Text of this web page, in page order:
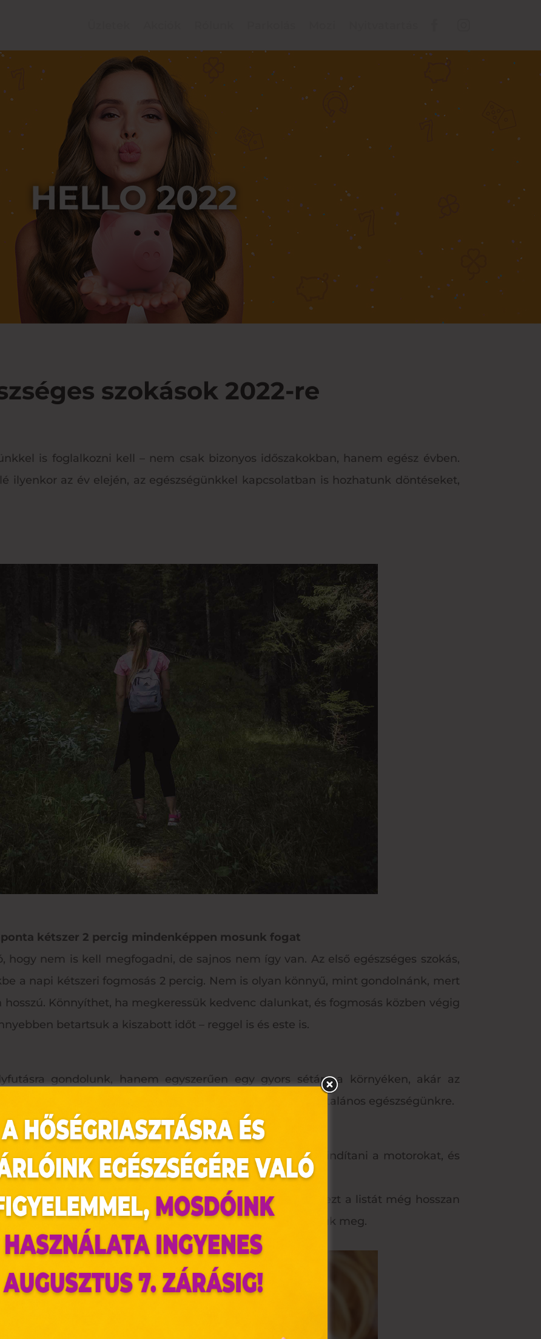
HELLO 2022
szokások 2022-re
is foglalkozni kell – nem csak bizonyos időszakokban, hanem egész évben.
ilyenkor az év elején, az egészségünkkel kapcsolatban is hozhatunk döntéseket,
kétszer 2 percig mindenképpen mosunk fogat
hogy nem is kell megfogadni, de sajnos nem így van. Az első egészséges szokás,
a napi kétszeri fogmosás 2 percig. Nem is olyan könnyű, mint gondolnánk, mert
Könnyíthet, ha megkeressük kedvenc dalunkat, és fogmosás közben végig
betartsuk a kiszabott időt – reggel is és este is.
gondolunk, hanem egyszerűen egy gyors sétára a környéken, akár az
egy ilyen apró szokásmódosítás milyen hatással lehet általános egészségünkre.
reggeli első kávét, előbb igyunk egy kis vizet. Ez segít beindítani a motorokat, és
belekben.
szervezetre, a fogakra, a bőrre, a hajra, a körmökre… és ezt a listát még hosszan
be a napi rutinba a reggeli vízfogyasztást – nem bánjuk meg.
az oldal sütiket használ
„cookie"-kat (továbbiakban „süti") alkalmazunk. Ezek olyan
melyek információt tárolnak webes böngészőjében. Ehhez az Ön